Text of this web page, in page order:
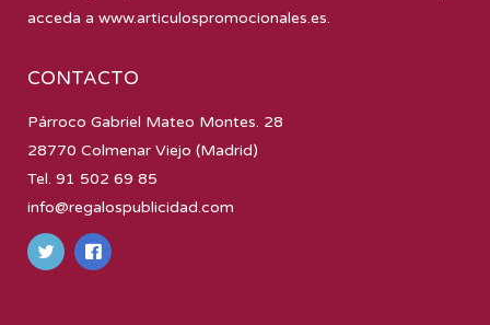
acceda a www.articulospromocionales.es.
CONTACTO
Párroco Gabriel Mateo Montes. 28
28770 Colmenar Viejo (Madrid)
Tel. 91 502 69 85
info@regalospublicidad.com